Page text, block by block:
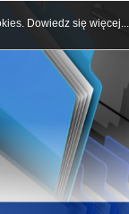
Dowiedz się więcej...